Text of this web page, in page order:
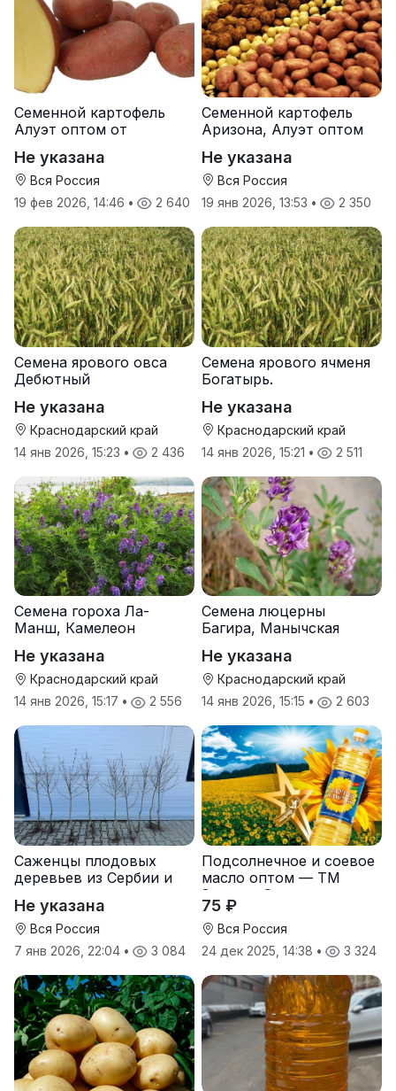
Семенной картофель
Алуэт оптом от
Не указана
Вся Россия
19 фев 2026, 14:46 • 2 640
Семенной картофель
Аризона, Алуэт оптом
Не указана
Вся Россия
19 янв 2026, 13:53 • 2 350
Семена ярового овса
Дебютный
Не указана
Краснодарский край
14 янв 2026, 15:23 • 2 436
Семена ярового ячменя
Богатырь.
Не указана
Краснодарский край
14 янв 2026, 15:21 • 2 511
Семена гороха Ла-
Манш, Камелеон
Не указана
Краснодарский край
14 янв 2026, 15:17 • 2 556
Семена люцерны
Багира, Манычская
Не указана
Краснодарский край
14 янв 2026, 15:15 • 2 603
Саженцы плодовых
деревьев из Сербии и
Не указана
Вся Россия
7 янв 2026, 22:04 • 3 084
Подсолнечное и соевое
масло оптом — ТМ
Золотая Семечка
75 ₽
Вся Россия
24 дек 2025, 14:38 • 3 324